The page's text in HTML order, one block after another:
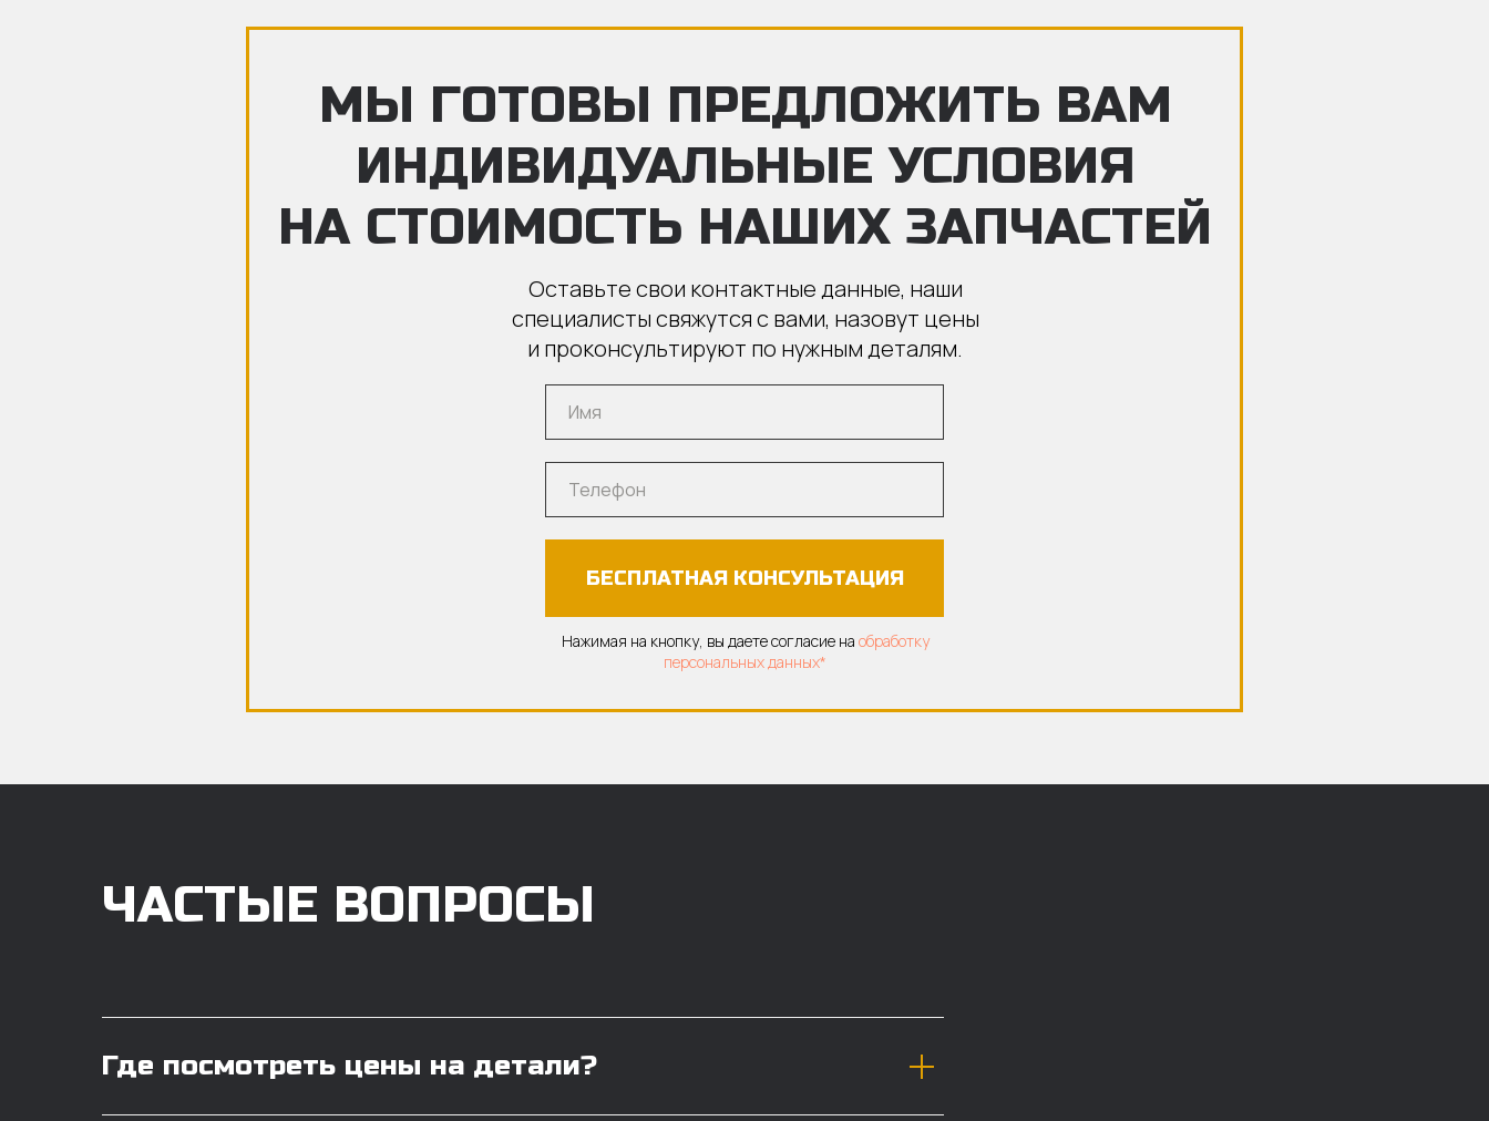
МЫ ГОТОВЫ ПРЕДЛОЖИТЬ ВАМ
ИНДИВИДУАЛЬНЫЕ УСЛОВИЯ
НА СТОИМОСТЬ НАШИХ ЗАПЧАСТЕЙ
Оставьте свои контактные данные, наши
специалисты свяжутся с вами, назовут цены
и проконсультируют по нужным деталям.
БЕСПЛАТНАЯ КОНСУЛЬТАЦИЯ
Нажимая на кнопку, вы даете согласие на обработку
персональных данных*
ЧАСТЫЕ ВОПРОСЫ
Где посмотреть цены на детали?